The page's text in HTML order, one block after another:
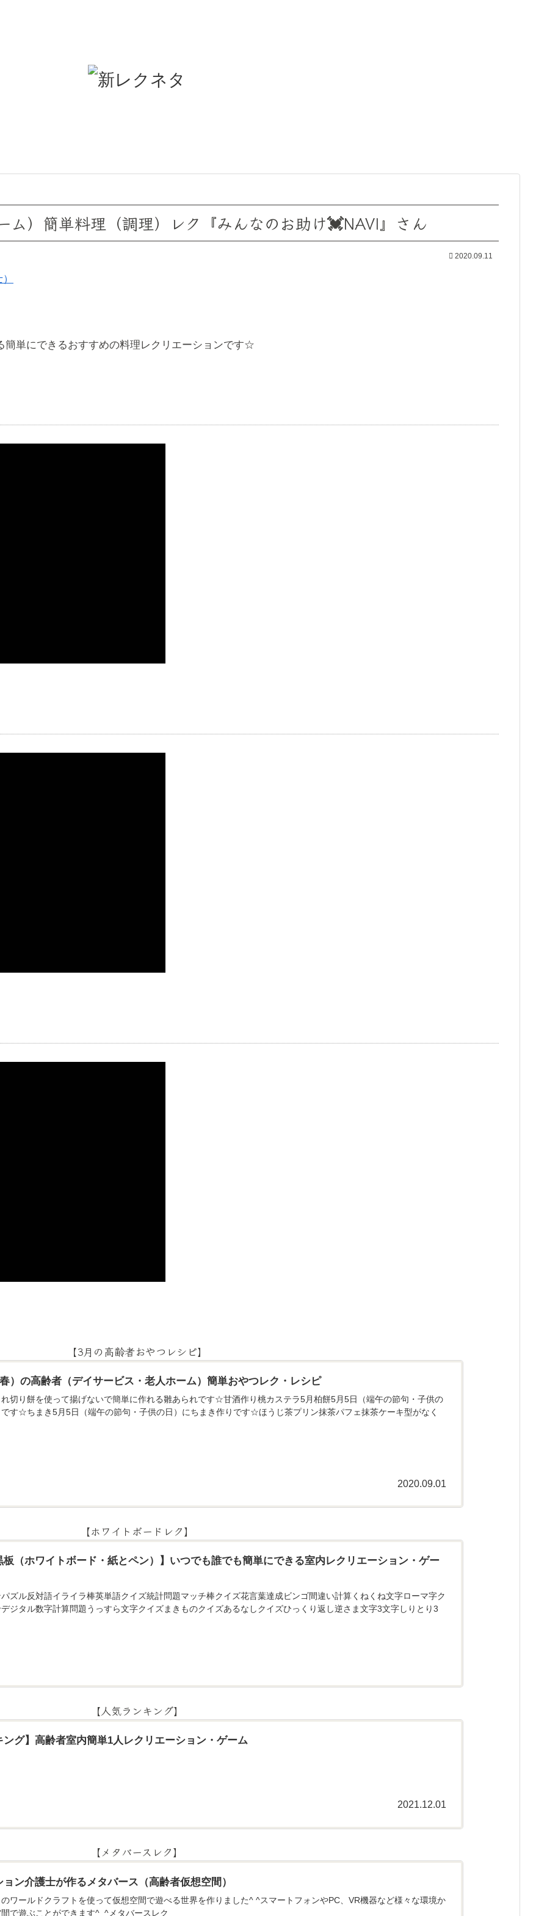
ム）簡単料理（調理）レク『みんなのお助け💓NAVI』さん
2020.09.11
簡単にできるおすすめの料理レクリエーションです☆
【3月の高齢者おやつレシピ】
）の高齢者（デイサービス・老人ホーム）簡単おやつレク・レシピ
切り餅を使って揚げないで簡単に作れる雛あられです☆甘酒作り桃カステラ5月柏餅5月5日（端午の節句・子供の
す☆ちまき5月5日（端午の節句・子供の日）にちまき作りです☆ほうじ茶プリン抹茶パフェ抹茶ケーキ型がなく
2020.09.01
【ホワイトボードレク】
板（ホワイトボード・紙とペン）】いつでも誰でも簡単にできる室内レクリエーション・ゲー
ズル反対語イライラ棒英単語クイズ統計問題マッチ棒クイズ花言葉達成ビンゴ間違い計算くねくね文字ローマ字ク
ジタル数字計算問題うっすら文字クイズまきものクイズあるなしクイズひっくり返し逆さま文字3文字しりとり3
【人気ランキング】
ング】高齢者室内簡単1人レクリエーション・ゲーム
2021.12.01
【メタバースレク】
ン介護士が作るメタバース（高齢者仮想空間）
ワールドクラフトを使って仮想空間で遊べる世界を作りました^ ^スマートフォンやPC、VR機器など様々な環境か
で遊ぶことができます^_^メタバースレク